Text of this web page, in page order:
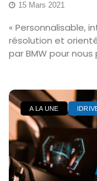
15 Mars 2021
« Personnalisable,
résolution et
par BMW pour nous
A LA UNE